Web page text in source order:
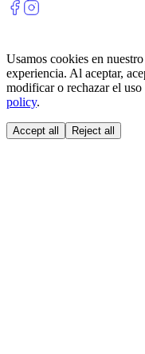
Usamos cookies en
experiencia. Al aceptar,
modificar o rechazar el
policy.
Accept all Reject all